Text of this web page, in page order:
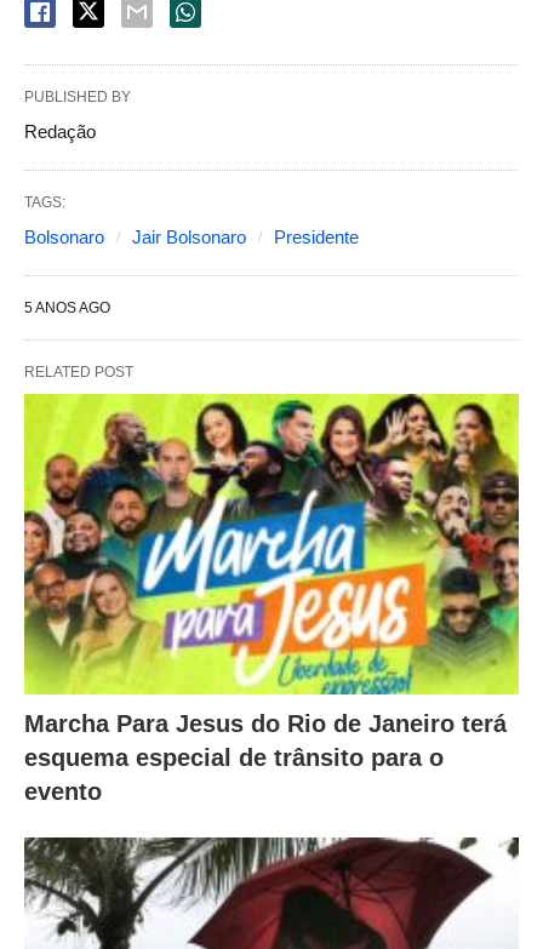
PUBLISHED BY
Redação
TAGS:
Bolsonaro Jair Bolsonaro Presidente
5 ANOS AGO
RELATED POST
Marcha Para Jesus do Rio de Janeiro terá
esquema especial de trânsito para o
evento